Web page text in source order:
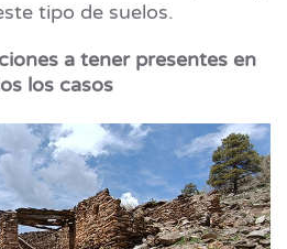
tipo de suelos.
a tener presentes en
los casos